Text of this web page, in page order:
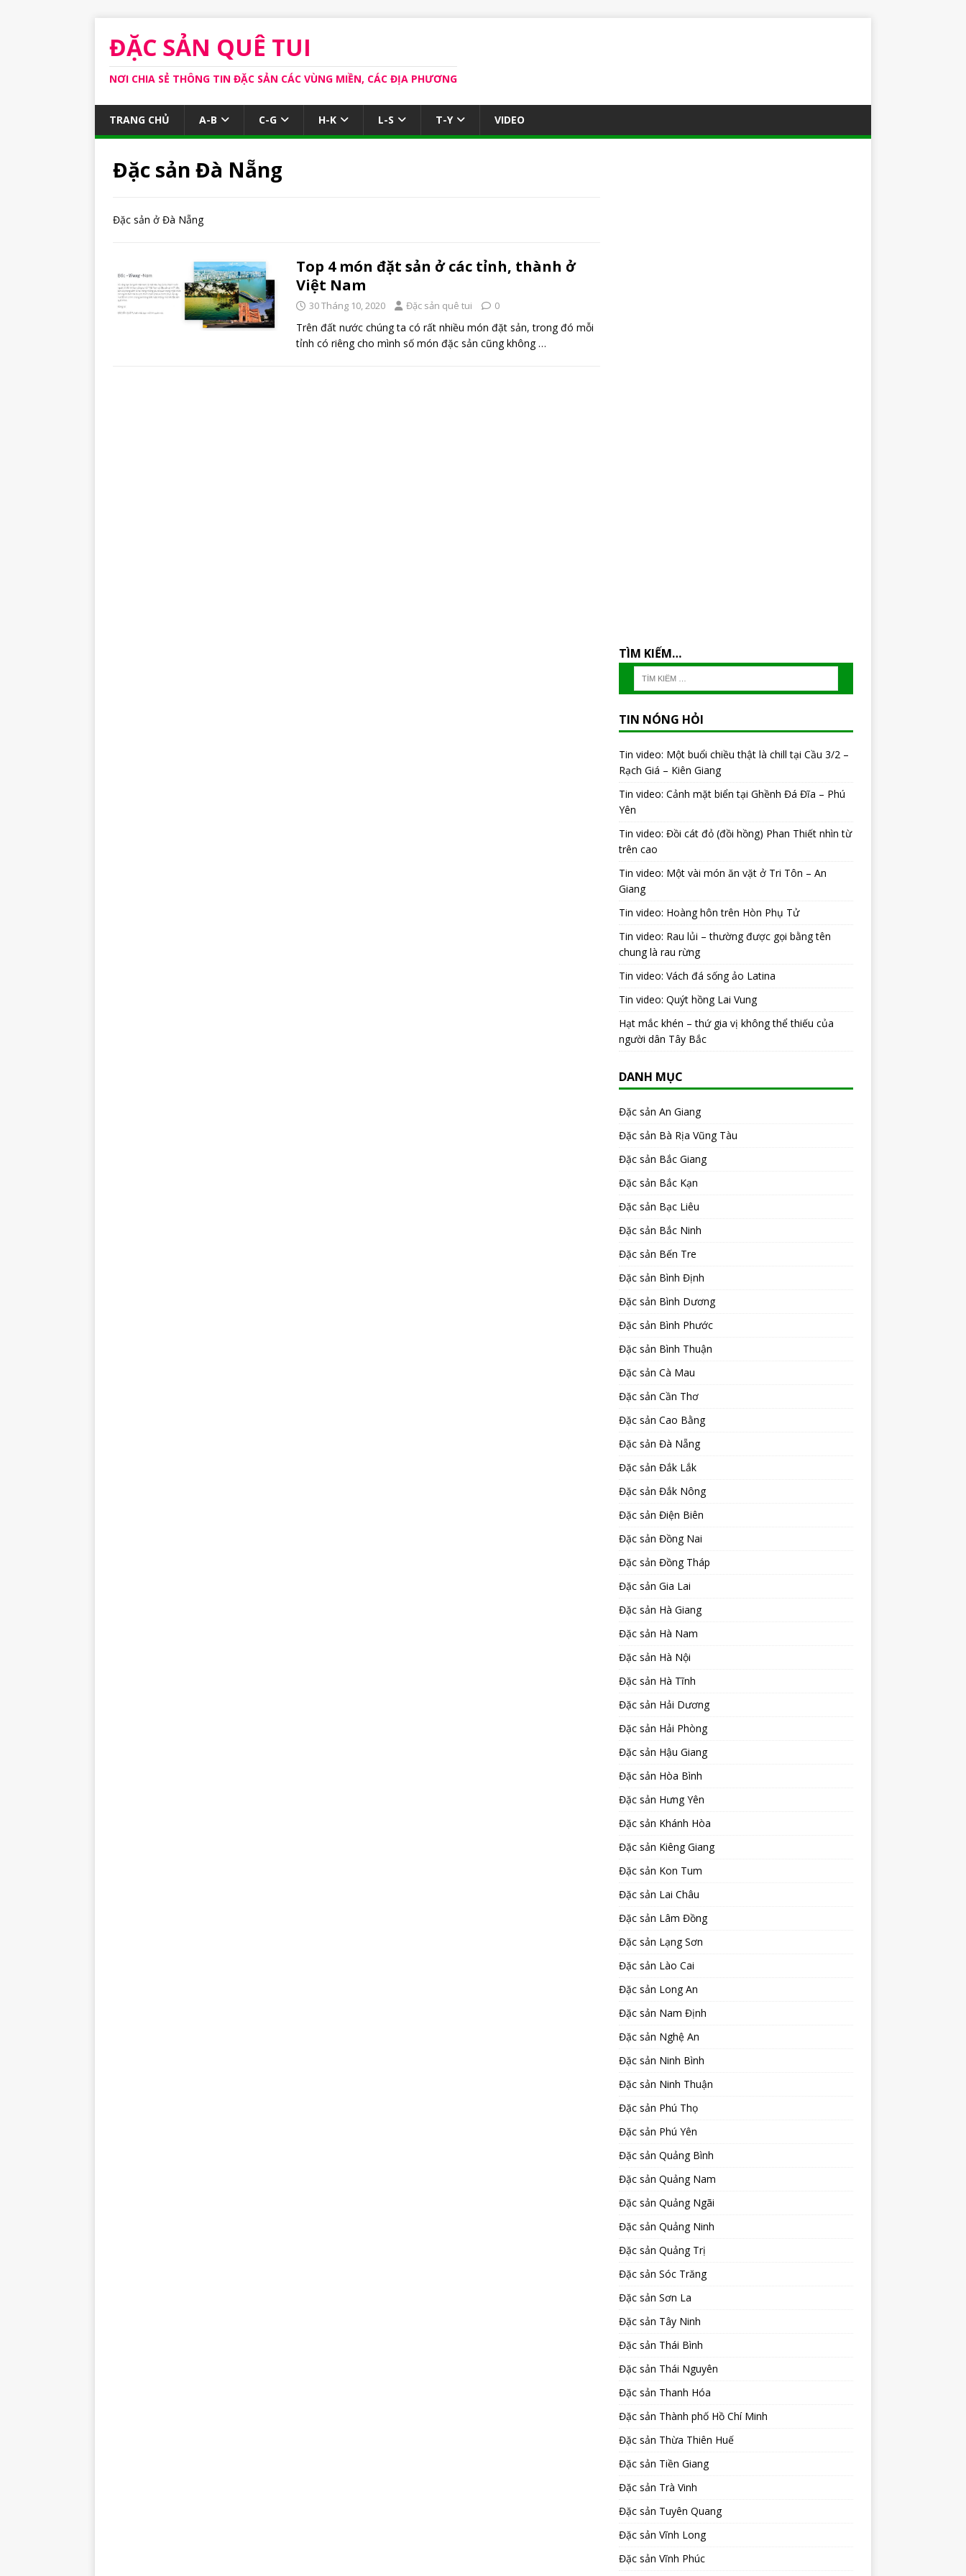
ĐẶC SẢN QUÊ TUI
NƠI CHIA SẺ THÔNG TIN ĐẶC SẢN CÁC VÙNG MIỀN, CÁC ĐỊA PHƯƠNG
TRANG CHỦ A-B C-G H-K L-S T-Y VIDEO
Đặc sản Đà Nẵng
Đặc sản ở Đà Nẵng
Top 4 món đặt sản ở các tỉnh, thành ở
Việt Nam
30 Tháng 10, 2020 Đặc sản quê tui 0
Trên đất nước chúng ta có rất nhiều món đặt sản, trong đó mỗi
tỉnh có riêng cho mình số món đặc sản cũng không…
TÌM KIẾM…
TIN NÓNG HỎI
Tin video: Một buổi chiều thật là chill tại Cầu 3/2 –
Rạch Giá – Kiên Giang
Tin video: Cảnh mặt biển tại Ghềnh Đá Đĩa – Phú
Yên
Tin video: Đồi cát đỏ (đồi hồng) Phan Thiết nhìn từ
trên cao
Tin video: Một vài món ăn vặt ở Tri Tôn – An
Giang
Tin video: Hoàng hôn trên Hòn Phụ Tử
Tin video: Rau lủi – thường được gọi bằng tên
chung là rau rừng
Tin video: Vách đá sống ảo Latina
Tin video: Quýt hồng Lai Vung
Hạt mắc khén – thứ gia vị không thể thiếu của
người dân Tây Bắc
DANH MỤC
Đặc sản An Giang
Đặc sản Bà Rịa Vũng Tàu
Đặc sản Bắc Giang
Đặc sản Bắc Kạn
Đặc sản Bạc Liêu
Đặc sản Bắc Ninh
Đặc sản Bến Tre
Đặc sản Bình Định
Đặc sản Bình Dương
Đặc sản Bình Phước
Đặc sản Bình Thuận
Đặc sản Cà Mau
Đặc sản Cần Thơ
Đặc sản Cao Bằng
Đặc sản Đà Nẵng
Đặc sản Đắk Lắk
Đặc sản Đắk Nông
Đặc sản Điện Biên
Đặc sản Đồng Nai
Đặc sản Đồng Tháp
Đặc sản Gia Lai
Đặc sản Hà Giang
Đặc sản Hà Nam
Đặc sản Hà Nội
Đặc sản Hà Tĩnh
Đặc sản Hải Dương
Đặc sản Hải Phòng
Đặc sản Hậu Giang
Đặc sản Hòa Bình
Đặc sản Hưng Yên
Đặc sản Khánh Hòa
Đặc sản Kiêng Giang
Đặc sản Kon Tum
Đặc sản Lai Châu
Đặc sản Lâm Đồng
Đặc sản Lạng Sơn
Đặc sản Lào Cai
Đặc sản Long An
Đặc sản Nam Định
Đặc sản Nghệ An
Đặc sản Ninh Bình
Đặc sản Ninh Thuận
Đặc sản Phú Thọ
Đặc sản Phú Yên
Đặc sản Quảng Bình
Đặc sản Quảng Nam
Đặc sản Quảng Ngãi
Đặc sản Quảng Ninh
Đặc sản Quảng Trị
Đặc sản Sóc Trăng
Đặc sản Sơn La
Đặc sản Tây Ninh
Đặc sản Thái Bình
Đặc sản Thái Nguyên
Đặc sản Thanh Hóa
Đặc sản Thành phố Hồ Chí Minh
Đặc sản Thừa Thiên Huế
Đặc sản Tiền Giang
Đặc sản Trà Vinh
Đặc sản Tuyên Quang
Đặc sản Vĩnh Long
Đặc sản Vĩnh Phúc